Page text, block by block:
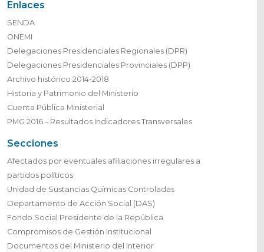
Enlaces
SENDA
ONEMI
Delegaciones Presidenciales Regionales (DPR)
Delegaciones Presidenciales Provinciales (DPP)
Archivo histórico 2014-2018
Historia y Patrimonio del Ministerio
Cuenta Pública Ministerial
PMG 2016 – Resultados Indicadores Transversales
Secciones
Afectados por eventuales afiliaciones irregulares a
partidos políticos
Unidad de Sustancias Químicas Controladas
Departamento de Acción Social (DAS)
Fondo Social Presidente de la República
Compromisos de Gestión Institucional
Documentos del Ministerio del Interior